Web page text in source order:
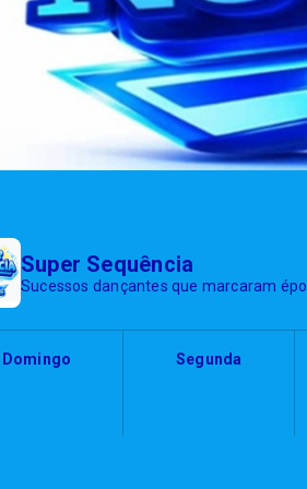
Super Sequência
Sucessos dançantes que marcaram
Domingo Segunda